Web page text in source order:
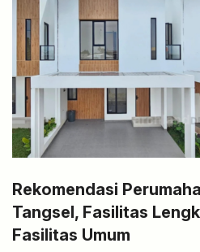
Rekomendasi
Tangsel, Fasilitas
Fasilitas Umum